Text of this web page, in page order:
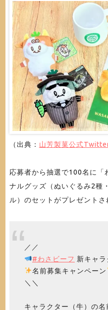
（出典： 山芳製菓公式
応募者から抽選で100名に「
ナルグッズ（ぬいぐるみ2種
ル）のセットがプレゼントさ
／／
#わさビーフ 新キャラ
名前募集キャンペーン
＼＼
キャラクター（牛）の名